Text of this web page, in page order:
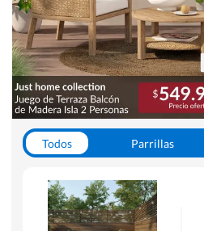
Todos Parrillas